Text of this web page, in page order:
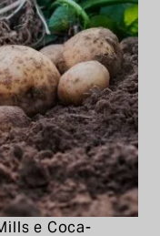
e Coca-